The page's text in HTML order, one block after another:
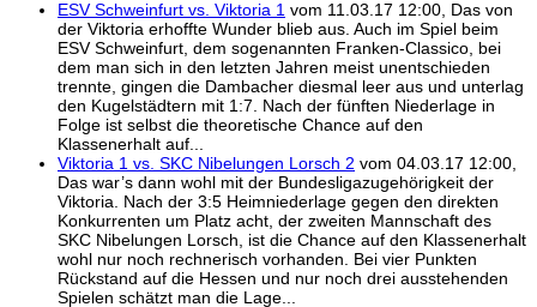
ESV Schweinfurt vs. Viktoria 1 vom 11.03.17 12:00, Das von
der Viktoria erhoffte Wunder blieb aus. Auch im Spiel beim
ESV Schweinfurt, dem sogenannten Franken-Classico, bei
dem man sich in den letzten Jahren meist unentschieden
trennte, gingen die Dambacher diesmal leer aus und unterlag
den Kugelstädtern mit 1:7. Nach der fünften Niederlage in
Folge ist selbst die theoretische Chance auf den
Klassenerhalt auf...
Viktoria 1 vs. SKC Nibelungen Lorsch 2 vom 04.03.17 12:00,
Das war’s dann wohl mit der Bundesligazugehörigkeit der
Viktoria. Nach der 3:5 Heimniederlage gegen den direkten
Konkurrenten um Platz acht, der zweiten Mannschaft des
SKC Nibelungen Lorsch, ist die Chance auf den Klassenerhalt
wohl nur noch rechnerisch vorhanden. Bei vier Punkten
Rückstand auf die Hessen und nur noch drei ausstehenden
Spielen schätzt man die Lage...